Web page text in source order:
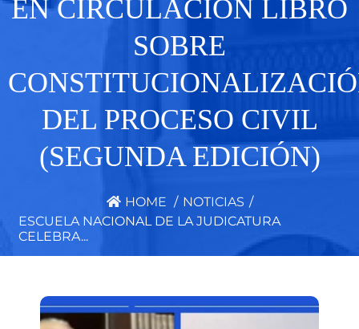
EN CIRCULACIÓN LIBRO
SOBRE
DEL PROCESO CIVIL
(SEGUNDA EDICIÓN)
HOME / NOTICIAS /
ESCUELA NACIONAL DE LA JUDICATURA
CELEBRA...